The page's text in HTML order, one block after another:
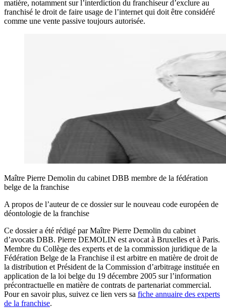
matière, notamment sur l’interdiction du franchiseur d’exclure au
franchisé le droit de faire usage de l’internet qui doit être considéré
comme une vente passive toujours autorisée.
Maître Pierre Demolin du cabinet DBB membre de la fédération
belge de la franchise
A propos de l’auteur de ce dossier sur le nouveau code européen de
déontologie de la franchise
Ce dossier a été rédigé par Maître Pierre Demolin du cabinet
d’avocats DBB. Pierre DEMOLIN est avocat à Bruxelles et à Paris.
Membre du Collège des experts et de la commission juridique de la
Fédération Belge de la Franchise il est arbitre en matière de droit de
la distribution et Président de la Commission d’arbitrage instituée en
application de la loi belge du 19 décembre 2005 sur l’information
précontractuelle en matière de contrats de partenariat commercial.
Pour en savoir plus, suivez ce lien vers sa fiche annuaire des experts
de la franchise.